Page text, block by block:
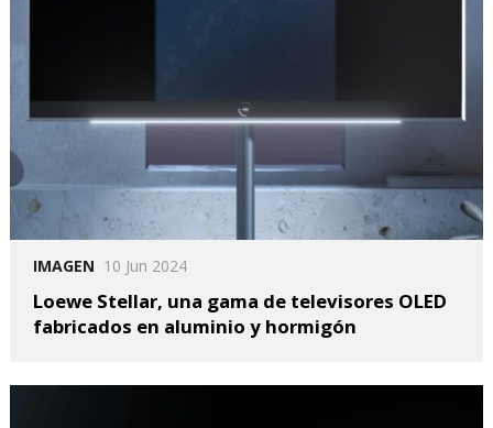
IMAGEN 10 Jun 2024
Loewe Stellar, una gama de televisores OLED
fabricados en aluminio y hormigón